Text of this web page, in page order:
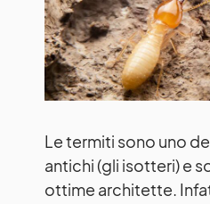
Le termiti sono uno
antichi (gli isotteri) e
ottime architette.